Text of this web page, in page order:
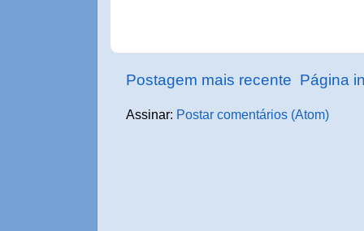
Postagem mais recente Página
Assinar: Postar comentários (Atom)